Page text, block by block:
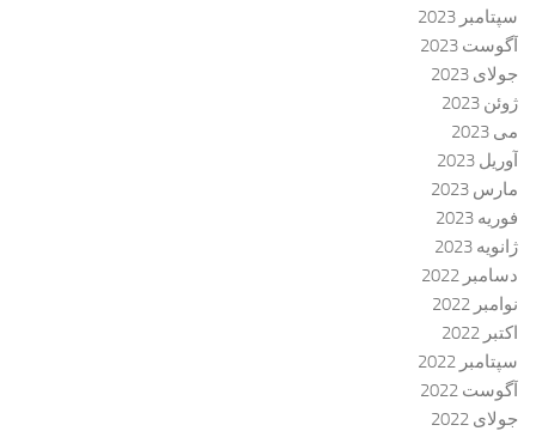
سپتامبر 2023
آگوست 2023
جولای 2023
ژوئن 2023
می 2023
آوریل 2023
مارس 2023
فوریه 2023
ژانویه 2023
دسامبر 2022
نوامبر 2022
اکتبر 2022
سپتامبر 2022
آگوست 2022
جولای 2022